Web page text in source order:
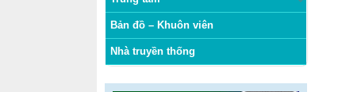
Bản đồ – Khuôn viên
Nhà truyền thống